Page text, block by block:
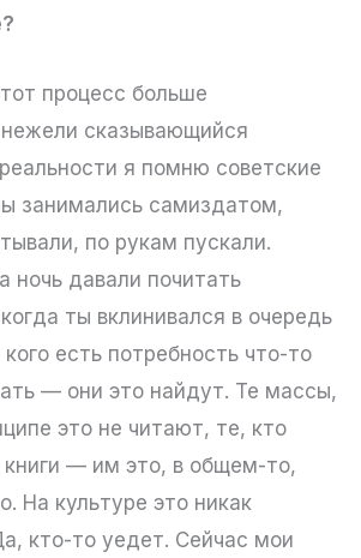
процесс больше
нежели сказывающийся
я помню советские
занимались самиздатом,
по рукам пускали.
ночь давали почитать
ты вклинивался в очередь
есть потребность что-то
— они это найдут. Те массы,
это не читают, те, кто
книги — им это, в общем-то,
На культуре это никак
кто-то уедет. Сейчас мои